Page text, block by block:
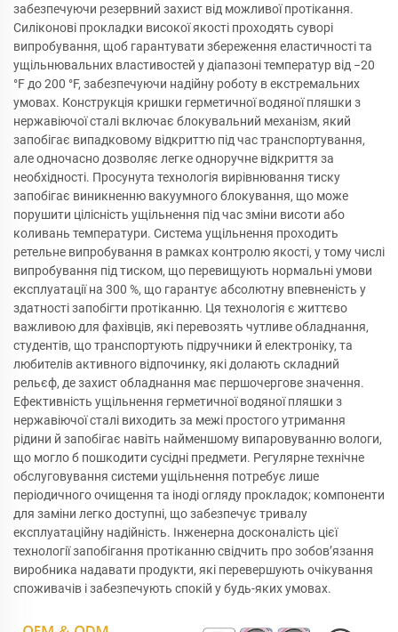
забезпечуючи резервний захист від можливої протікання.
Силіконові прокладки високої якості проходять суворі
випробування, щоб гарантувати збереження еластичності та
ущільнювальних властивостей у діапазоні температур від −20
°F до 200 °F, забезпечуючи надійну роботу в екстремальних
умовах. Конструкція кришки герметичної водяної пляшки з
нержавіючої сталі включає блокувальний механізм, який
запобігає випадковому відкриттю під час транспортування,
але одночасно дозволяє легке одноручне відкриття за
необхідності. Просунута технологія вирівнювання тиску
запобігає виникненню вакуумного блокування, що може
порушити цілісність ущільнення під час зміни висоти або
коливань температури. Система ущільнення проходить
ретельне випробування в рамках контролю якості, у тому числі
випробування під тиском, що перевищують нормальні умови
експлуатації на 300 %, що гарантує абсолютну впевненість у
здатності запобігти протіканню. Ця технологія є життєво
важливою для фахівців, які перевозять чутливе обладнання,
студентів, що транспортують підручники й електроніку, та
любителів активного відпочинку, які долають складний
рельєф, де захист обладнання має першочергове значення.
Ефективність ущільнення герметичної водяної пляшки з
нержавіючої сталі виходить за межі простого утримання
рідини й запобігає навіть найменшому випаровуванню вологи,
що могло б пошкодити сусідні предмети. Регулярне технічне
обслуговування системи ущільнення потребує лише
періодичного очищення та іноді огляду прокладок; компоненти
для заміни легко доступні, що забезпечує тривалу
експлуатаційну надійність. Інженерна досконалість цієї
технології запобігання протіканню свідчить про зобов’язання
виробника надавати продукти, які перевершують очікування
споживачів і забезпечують спокій у будь-яких умовах.